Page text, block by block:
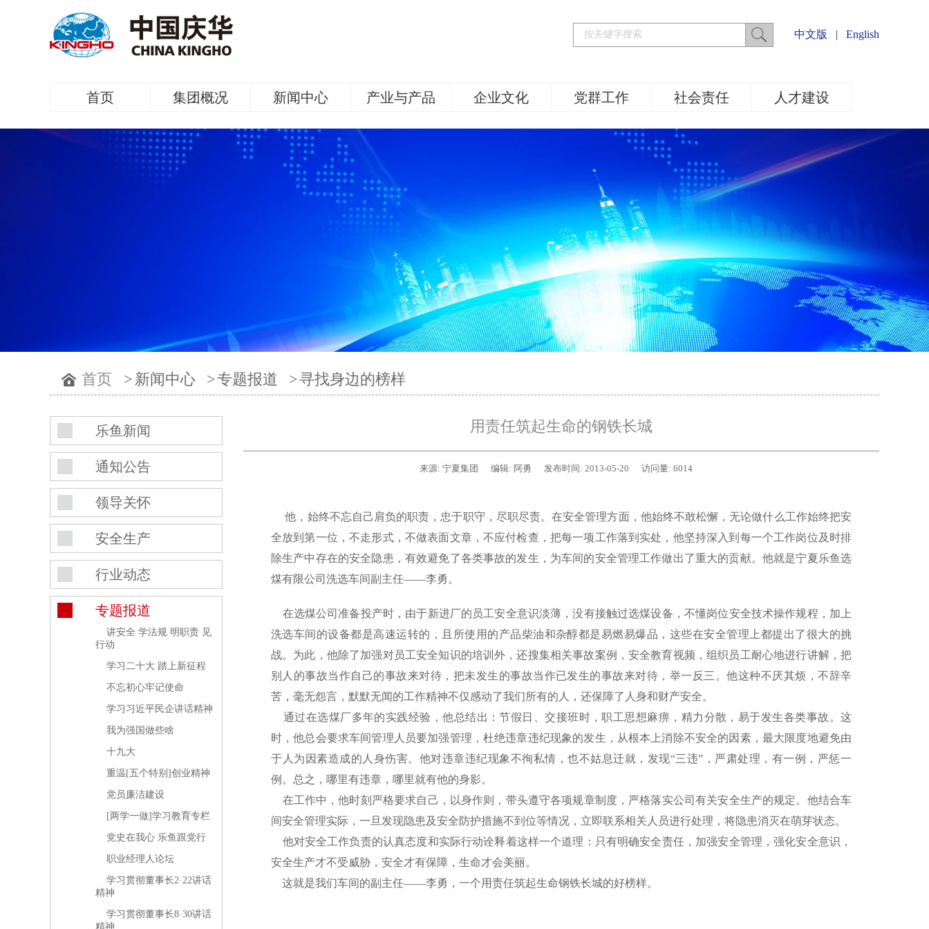
中文版 | English
首页 集团概况 新闻中心 产业与产品 企业文化 党群工作 社会责任 人才建设
首页 > 新闻中心 >专题报道 >寻找身边的榜样
乐鱼新闻
通知公告
领导关怀
安全生产
行业动态
专题报道
讲安全 学法规 明职责 见
行动
学习二十大 踏上新征程
不忘初心牢记使命
学习习近平民企讲话精神
我为强国做些啥
十九大
重温[五个特别]创业精神
党员廉洁建设
[两学一做]学习教育专栏
党史在我心 乐鱼跟党行
职业经理人论坛
学习贯彻董事长2·22讲话
精神
学习贯彻董事长8·30讲话
精神
用责任筑起生命的钢铁长城
来源: 宁夏集团 编辑: 阿勇 发布时间: 2013-05-20 访问量: 6014
他，始终不忘自己肩负的职责，忠于职守，尽职尽责。在安全管理方面，他始终不敢松懈，无论做什么工作始终把安
全放到第一位，不走形式，不做表面文章，不应付检查，把每一项工作落到实处，他坚持深入到每一个工作岗位及时排
除生产中存在的安全隐患，有效避免了各类事故的发生，为车间的安全管理工作做出了重大的贡献。他就是宁夏乐鱼选
煤有限公司洗选车间副主任——李勇。
在选煤公司准备投产时，由于新进厂的员工安全意识淡薄，没有接触过选煤设备，不懂岗位安全技术操作规程，加上
洗选车间的设备都是高速运转的，且所使用的产品柴油和杂醇都是易燃易爆品，这些在安全管理上都提出了很大的挑
战。为此，他除了加强对员工安全知识的培训外，还搜集相关事故案例，安全教育视频，组织员工耐心地进行讲解，把
别人的事故当作自己的事故来对待，把未发生的事故当作已发生的事故来对待，举一反三。他这种不厌其烦，不辞辛
苦，毫无怨言，默默无闻的工作精神不仅感动了我们所有的人，还保障了人身和财产安全。
通过在选煤厂多年的实践经验，他总结出：节假日、交接班时，职工思想麻痹，精力分散，易于发生各类事故。这
时，他总会要求车间管理人员要加强管理，杜绝违章违纪现象的发生，从根本上消除不安全的因素，最大限度地避免由
于人为因素造成的人身伤害。他对违章违纪现象不徇私情，也不姑息迁就，发现“三违”，严肃处理，有一例，严惩一
例。总之，哪里有违章，哪里就有他的身影。
在工作中，他时刻严格要求自己，以身作则，带头遵守各项规章制度，严格落实公司有关安全生产的规定。他结合车
间安全管理实际，一旦发现隐患及安全防护措施不到位等情况，立即联系相关人员进行处理，将隐患消灭在萌芽状态。
他对安全工作负责的认真态度和实际行动诠释着这样一个道理：只有明确安全责任，加强安全管理，强化安全意识，
安全生产才不受威胁，安全才有保障，生命才会美丽。
这就是我们车间的副主任——李勇，一个用责任筑起生命钢铁长城的好榜样。